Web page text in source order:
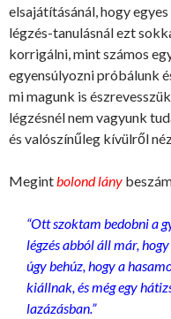
elsajátításánál, hogy
légzés-tanulásnál ezt
korrigálni, mint számos
egyensúlyozni próbálunk
mi magunk is
légzésnél nem vagyunk
és valószínűleg kívülről
Megintbolond lány
“Ott szoktam bedobni a
légzés abból áll már,
úgy behúz, hogy a
kiállnak, és még egy
lazázásban.”